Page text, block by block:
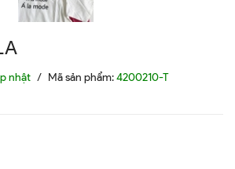
nhật / Mã sản phẩm:4200210-T